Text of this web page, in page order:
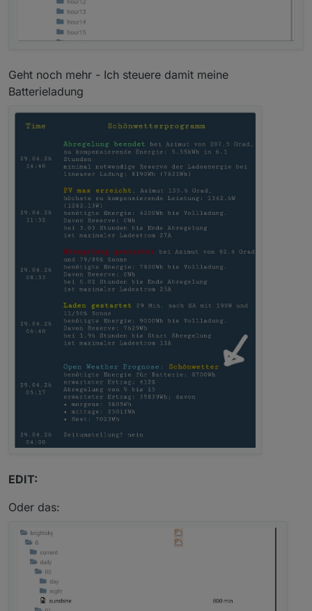
Geht noch mehr - Ich steuere damit meine
Batterieladung
EDIT:
Oder das: